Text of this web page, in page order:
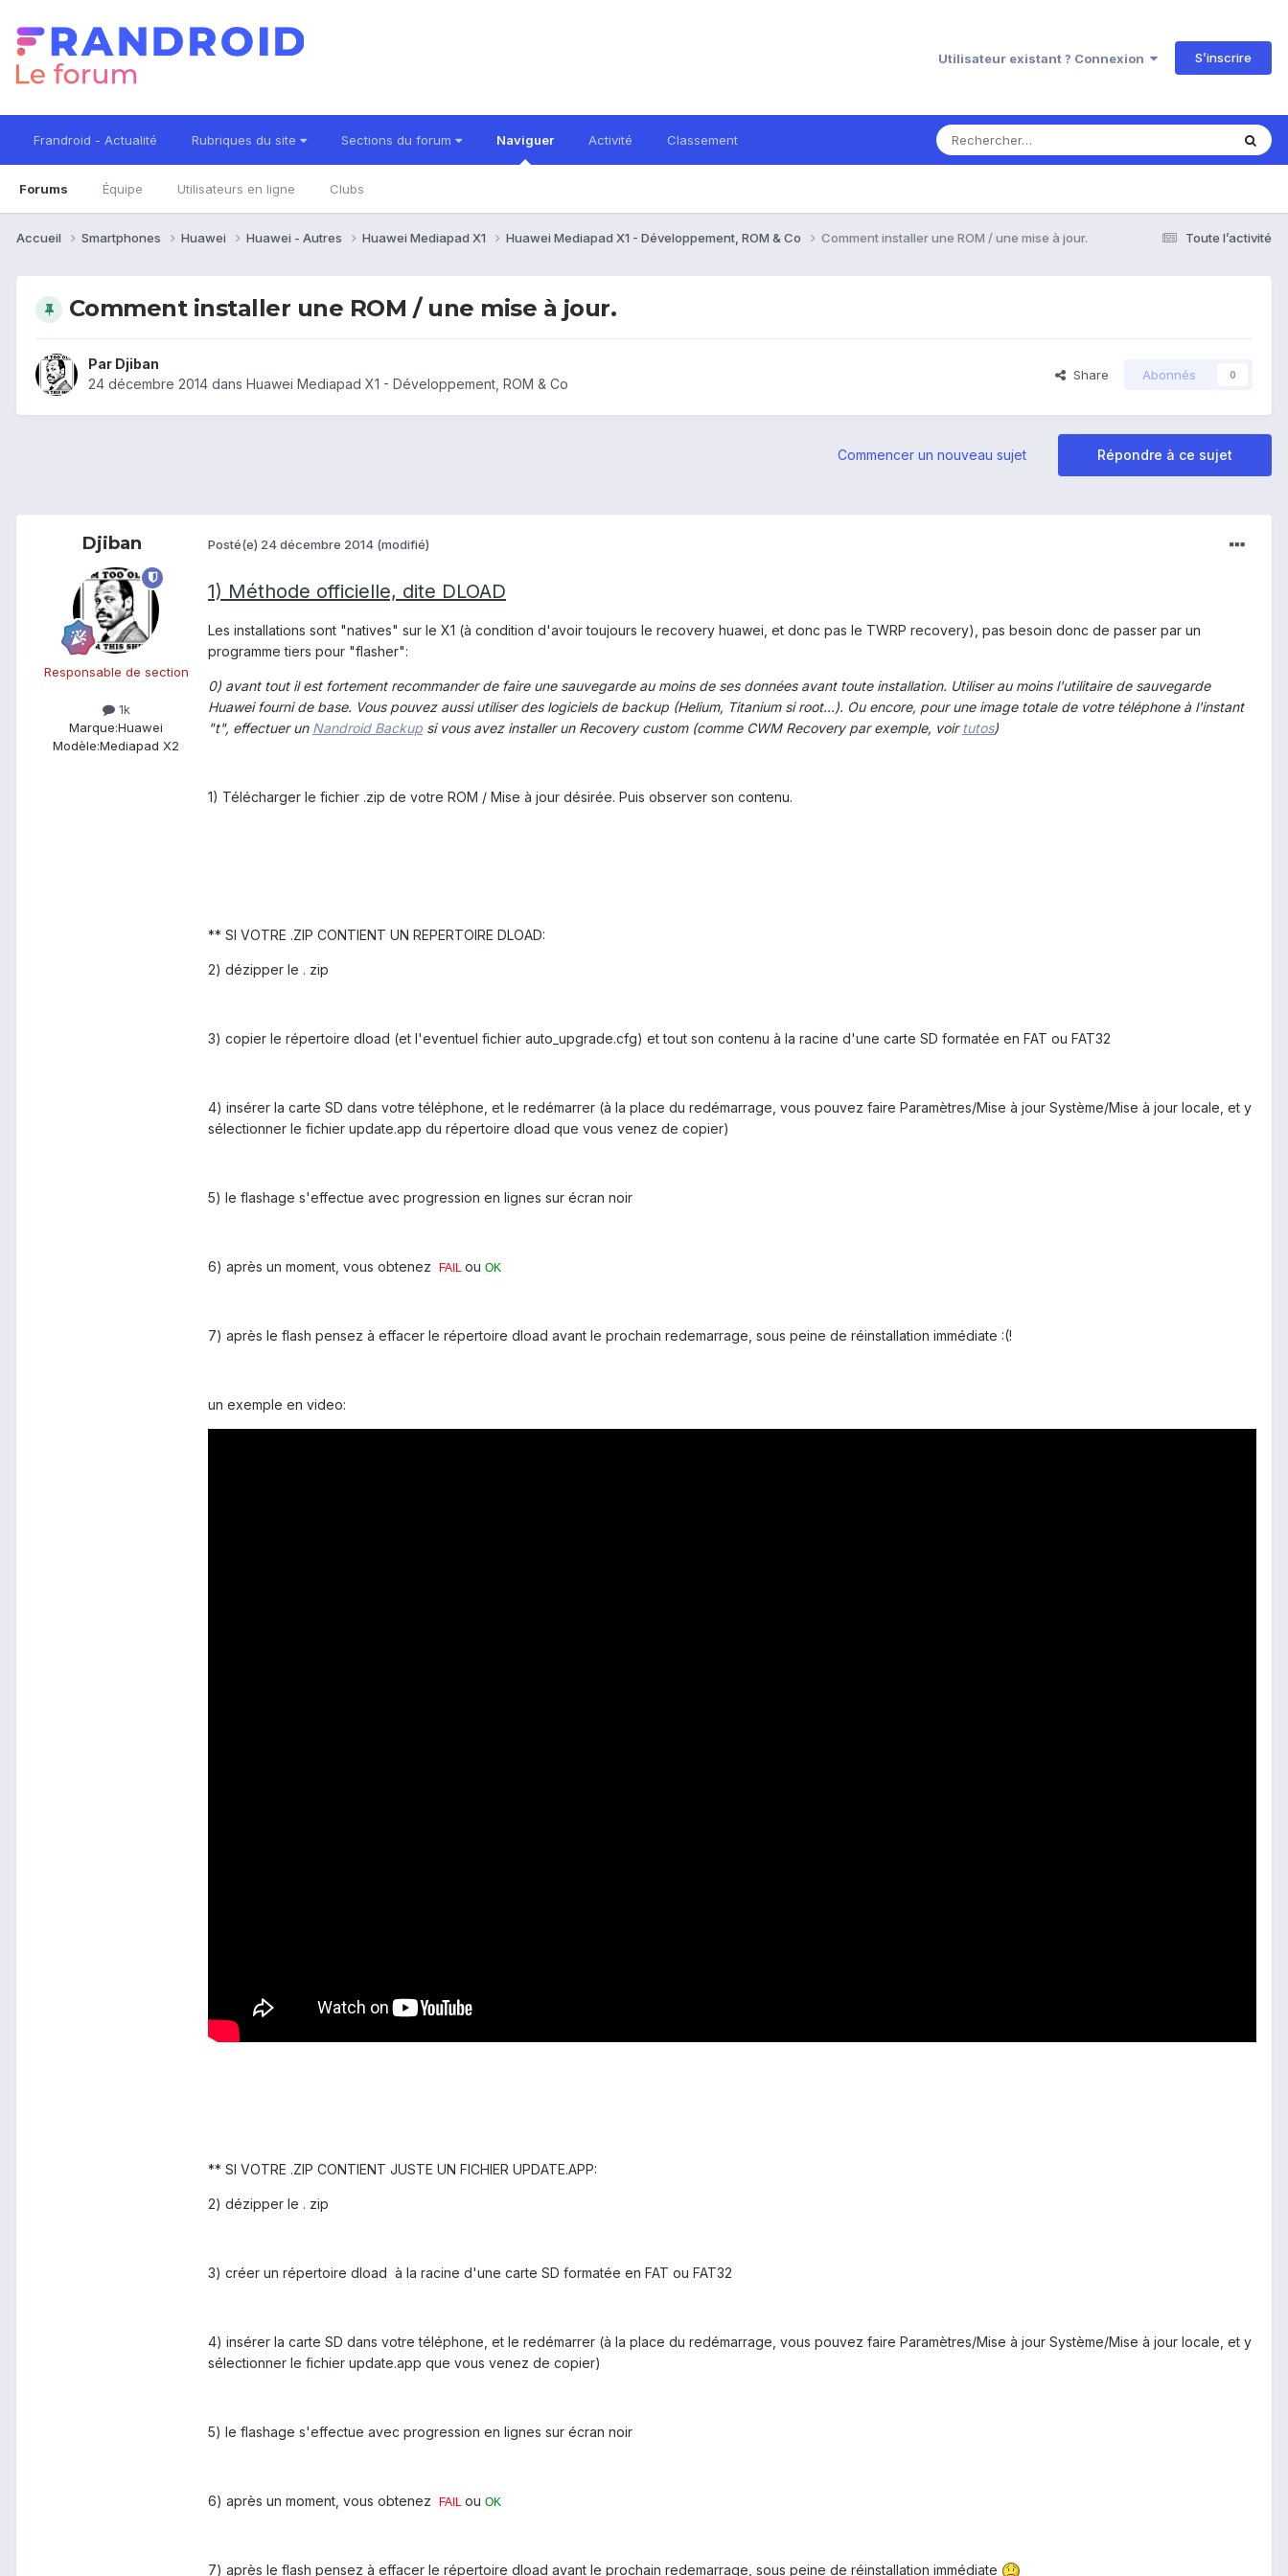
Utilisateur existant ? Connexion S’inscrire
Frandroid - Actualité Rubriques du site Sections du forum Naviguer
Forums Équipe Utilisateurs en ligne Clubs
Activité Classement
Toute l’activité
Accueil Smartphones Huawei Huawei - Autres Huawei Mediapad X1 Huawei Mediapad X1 - Développement, ROM & Co Comment installer une ROM / une mise à jour.
Comment installer une ROM / une mise à jour.
Par Djiban
24 décembre 2014 dans Huawei Mediapad X1 - Développement, ROM & Co
Share Abonnés 0
Répondre à ce sujet
Commencer un nouveau sujet
Djiban
Responsable de section
1k
Marque:Huawei
Modèle:Mediapad X2
Posté(e) 24 décembre 2014 (modifié)
1) Méthode officielle, dite DLOAD
Les installations sont "natives" sur le X1 (à condition d'avoir toujours le recovery huawei, et donc pas le TWRP recovery), pas besoin donc de passer par un
programme tiers pour "flasher":
0) avant tout il est fortement recommander de faire une sauvegarde au moins de ses données avant toute installation. Utiliser au moins l'utilitaire de sauvegarde
Huawei fourni de base. Vous pouvez aussi utiliser des logiciels de backup (Helium, Titanium si root...). Ou encore, pour une image totale de votre téléphone à l'instant
"t", effectuer un Nandroid Backup si vous avez installer un Recovery custom (comme CWM Recovery par exemple, voirtutos)
1) Télécharger le fichier .zip de votre ROM / Mise à jour désirée. Puis observer son contenu.
** SI VOTRE .ZIP CONTIENT UN REPERTOIRE DLOAD:
2) dézipper le . zip
3) copier le répertoire dload (et l'eventuel fichier auto_upgrade.cfg) et tout son contenu à la racine d'une carte SD formatée en FAT ou FAT32
4) insérer la carte SD dans votre téléphone, et le redémarrer (à la place du redémarrage, vous pouvez faire Paramètres/Mise à jour Système/Mise à jour locale, et y
sélectionner le fichier update.app du répertoire dload que vous venez de copier)
5) le flashage s'effectue avec progression en lignes sur écran noir
6) après un moment, vous obtenez FAIL ou OK
7) après le flash pensez à effacer le répertoire dload avant le prochain redemarrage, sous peine de réinstallation immédiate :(!
un exemple en video:
** SI VOTRE .ZIP CONTIENT JUSTE UN FICHIER UPDATE.APP:
2) dézipper le . zip
3) créer un répertoire dload à la racine d'une carte SD formatée en FAT ou FAT32
4) insérer la carte SD dans votre téléphone, et le redémarrer (à la place du redémarrage, vous pouvez faire Paramètres/Mise à jour Système/Mise à jour locale, et y
sélectionner le fichier update.app que vous venez de copier)
5) le flashage s'effectue avec progression en lignes sur écran noir
6) après un moment, vous obtenez FAIL ou OK
7) après le flash pensez à effacer le répertoire dload avant le prochain redemarrage, sous peine de réinstallation immédiate